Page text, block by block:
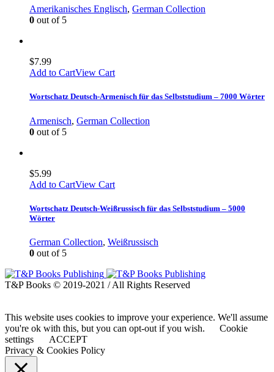
Amerikanisches Englisch, German Collection
0 out of 5
$7.99
Add to CartView Cart
Wortschatz Deutsch-Armenisch für das Selbststudium – 7000 Wörter
Armenisch, German Collection
0 out of 5
$5.99
Add to CartView Cart
Wortschatz Deutsch-Weißrussisch für das Selbststudium – 5000
Wörter
German Collection, Weißrussisch
0 out of 5
T&P Books © 2019-2021 / All Rights Reserved
This website uses cookies to improve your experience. We'll assume
you're ok with this, but you can opt-out if you wish.
Cookie
settings
ACCEPT
Privacy & Cookies Policy